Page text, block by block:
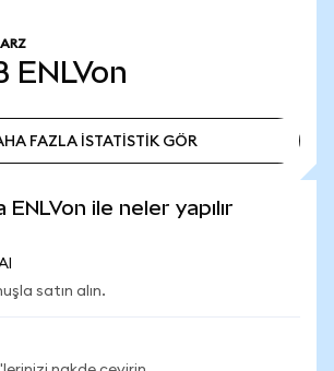
ENLVon
FAZLA İSTATİSTİK GÖR
ile neler yapılır
satın alın.